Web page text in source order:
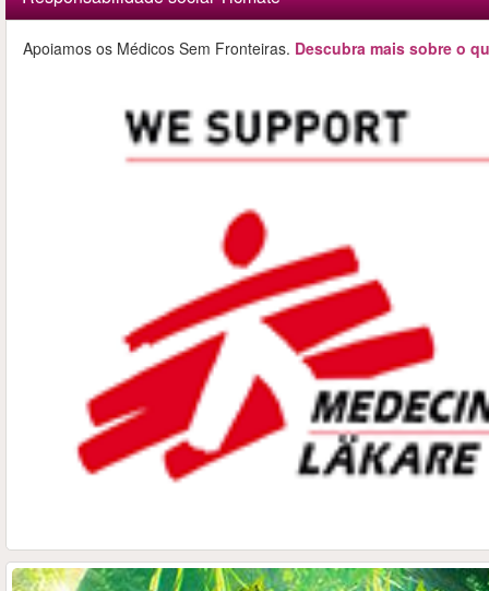
Apoiamos os Médicos Sem Fronteiras. Descubra mais sobre o